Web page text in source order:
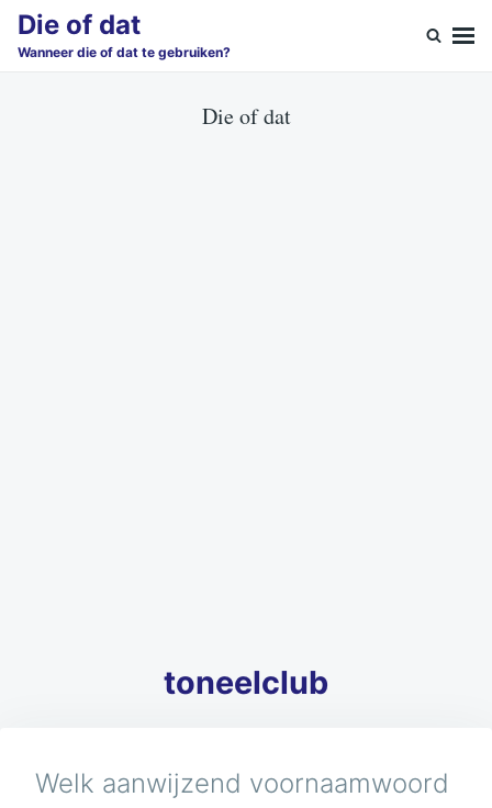
SkipSearch
for:
Die of dat
Wanneer die of dat te gebruiken?
Die of dat
toneelclub
Welk aanwijzend voornaamwoord